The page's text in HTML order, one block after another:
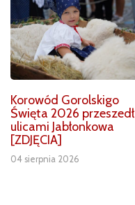
Korowód Gorolskigo
Święta 2026 przeszedł
ulicami Jabłonkowa
[ZDJĘCIA]
04 sierpnia 2026